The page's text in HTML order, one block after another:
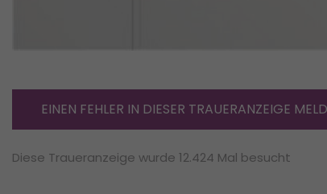
EINEN FEHLER IN DIESER TRAUERANZEIGE
Diese Traueranzeige wurde 12.424 Mal besucht